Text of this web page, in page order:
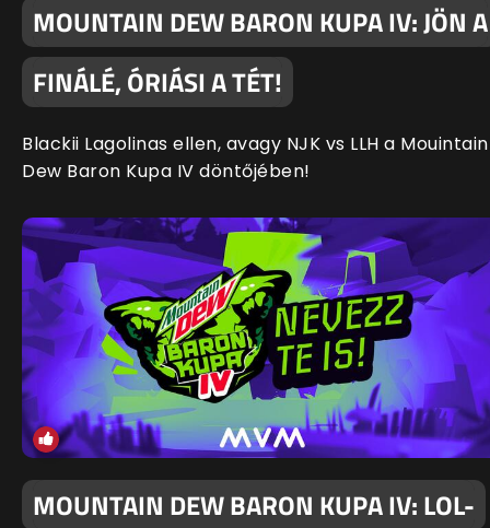
MOUNTAIN DEW BARON KUPA IV: JÖN A
FINÁLÉ, ÓRIÁSI A TÉT!
Blackii Lagolinas ellen, avagy NJK vs LLH a Mouintain
Dew Baron Kupa IV döntőjében!
MOUNTAIN DEW BARON KUPA IV: LOL-